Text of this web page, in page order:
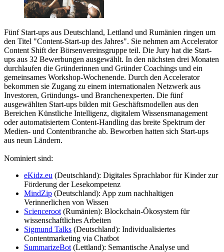
Fünf Start-ups aus Deutschland, Lettland und Rumänien ringen um
den Titel "Content-Start-up des Jahres". Sie nehmen am Accelerator
Content Shift der Börsenvereinsgruppe teil. Die Jury hat die Start-
ups aus 32 Bewerbungen ausgewählt. In den nächsten drei Monaten
durchlaufen die Gründerinnen und Gründer Coachings und ein
gemeinsames Workshop-Wochenende. Durch den Accelerator
bekommen sie Zugang zu einem internationalen Netzwerk aus
Investoren, Gründungs- und Branchenexperten. Die fünf
ausgewählten Start-ups bilden mit Geschäftsmodellen aus den
Bereichen Künstliche Intelligenz, digitalem Wissensmanagement
oder automatisiertem Content-Handling das breite Spektrum der
Medien- und Contentbranche ab. Beworben hatten sich Start-ups
aus neun Ländern.
Nominiert sind:
eKidz.eu (Deutschland): Digitales Sprachlabor für Kinder zur
Förderung der Lesekompetenz
MindZip (Deutschland): App zum nachhaltigen
Verinnerlichen von Wissen
Scienceroot (Rumänien): Blockchain-Ökosystem für
wissenschaftliches Arbeiten
Sigmund Talks (Deutschland): Individualisiertes
Contentmarketing via Chatbot
SummarizeBot (Lettland): Semantische Analyse und